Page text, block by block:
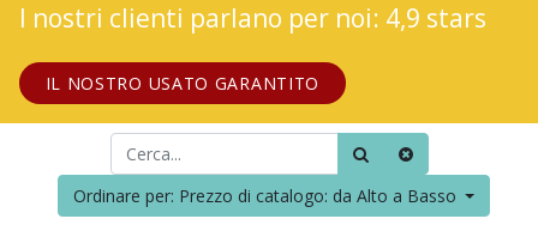
I nostri clienti parlano per noi: 4,9 stars
IL NOSTRO USATO GARANTITO
Ordinare per: Prezzo di catalogo: da Alto a Basso